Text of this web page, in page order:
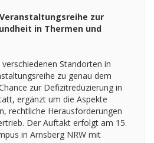
zur
in Thermen und
Standorten in
zu genau dem
zur Defizitreduzierung in
ergänzt um die Aspekte
rechtliche Herausforderungen
Der Auftakt erfolgt am 15.
in Arnsberg NRW mit